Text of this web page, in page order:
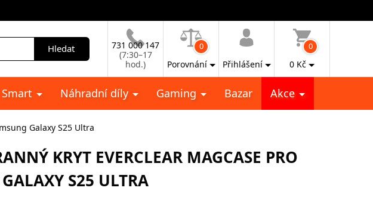
Hledat
731 000 147
(7:30–17
hod.)
0
Porovnání Přihlášení
0
0 Kč
Smart Náhradní díly Gaming Bazar Akce
Galaxy S25 Ultra
KRYT EVERCLEAR MAGCASE PRO
S25 ULTRA